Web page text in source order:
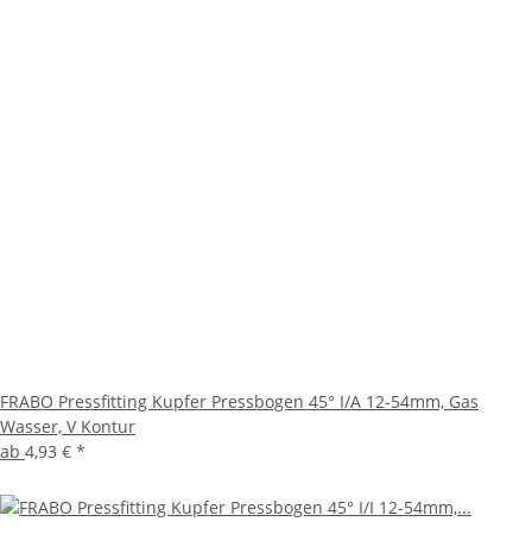
FRABO Pressfitting Kupfer Pressbogen 45° I/A 12-54mm, Gas
Wasser, V Kontur
ab 4,93 € *